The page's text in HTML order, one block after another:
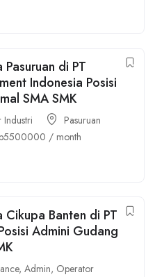
di PT
Indonesia Posisi
SMA SMK
Pasuruan
5500000 / month
Cikupa Banten di PT
Admini Gudang
, Admin, Operator